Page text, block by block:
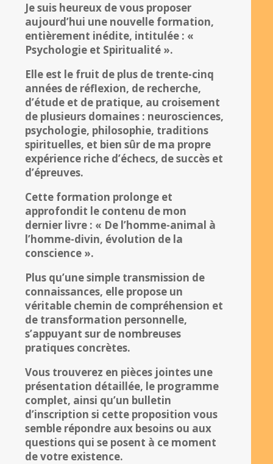
Je suis heureux de vous proposer
aujourd’hui une nouvelle formation,
entièrement inédite, intitulée : «
Psychologie et Spiritualité ».
Elle est le fruit de plus de trente-cinq
années de réflexion, de recherche,
d’étude et de pratique, au croisement
de plusieurs domaines : neurosciences,
psychologie, philosophie, traditions
spirituelles, et bien sûr de ma propre
expérience riche d’échecs, de succès et
d’épreuves.
Cette formation prolonge et
approfondit le contenu de mon
dernier livre : « De l’homme-animal à
l’homme-divin, évolution de la
conscience ».
Plus qu’une simple transmission de
connaissances, elle propose un
véritable chemin de compréhension et
de transformation personnelle,
s’appuyant sur de nombreuses
pratiques concrètes.
Vous trouverez en pièces jointes une
présentation détaillée, le programme
complet, ainsi qu’un bulletin
d’inscription si cette proposition vous
semble répondre aux besoins ou aux
questions qui se posent à ce moment
de votre existence.